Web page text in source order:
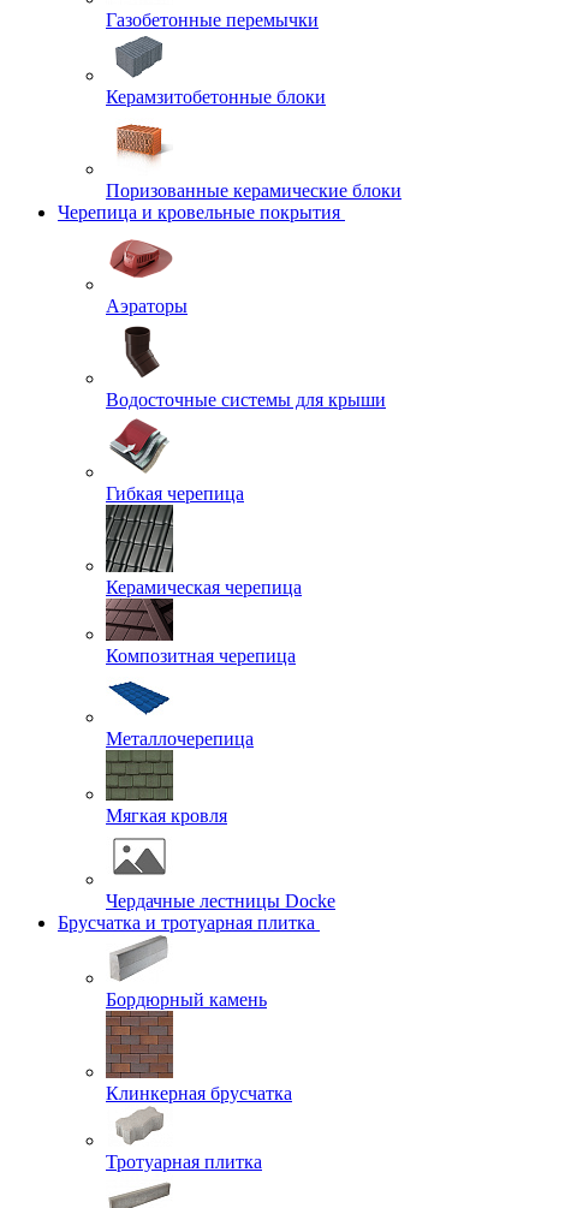
Газобетонные перемычки
Керамзитобетонные блоки
Поризованные керамические блоки
Черепица и кровельные покрытия
Аэраторы
Водосточные системы для крыши
Гибкая черепица
Керамическая черепица
Композитная черепица
Металлочерепица
Мягкая кровля
Чердачные лестницы Docke
Брусчатка и тротуарная плитка
Бордюрный камень
Клинкерная брусчатка
Тротуарная плитка